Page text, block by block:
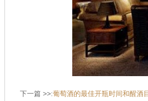
下一篇 >>:葡萄酒的最佳开瓶时间和醒酒